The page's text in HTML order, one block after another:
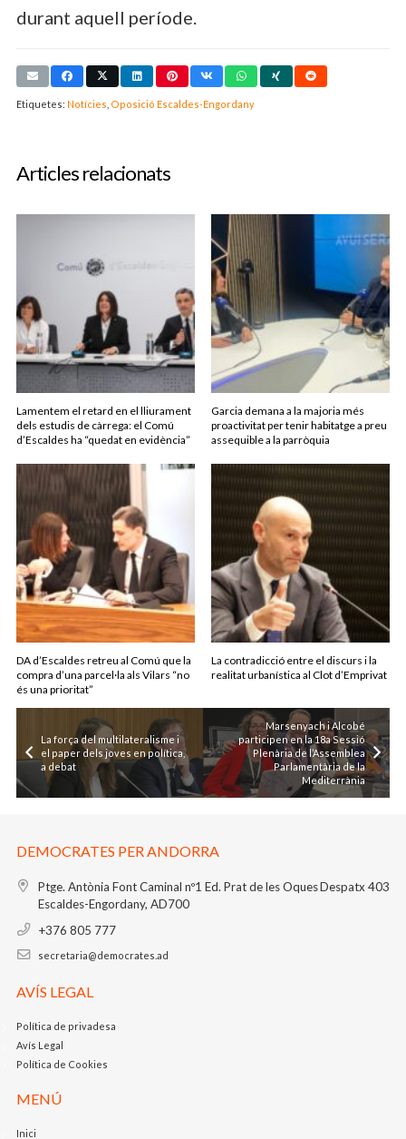
durant aquell període.
Etiquetes: Notícies Oposició Escaldes-Engordany
Articles relacionats
Lamentem el retard en el lliurament
dels estudis de càrrega: el Comú
d’Escaldes ha “quedat en evidència”
Garcia demana a la majoria més
proactivitat per tenir habitatge a preu
assequible a la parròquia
DA d’Escaldes retreu al Comú que la
compra d’una parcel·la als Vilars “no
és una prioritat”
La contradicció entre el discurs i la
realitat urbanística al Clot d’Emprivat
La força del multilateralisme i
el paper dels joves en política,
a debat
Marsenyach i Alcobé
participen en la 18a Sessió
Plenària de l’Assemblea
Parlamentària de la
Mediterrània
DEMOCRATES PER ANDORRA
Ptge. Antònia Font Caminal nº1 Ed. Prat de les OquesDespatx 403
Escaldes-Engordany, AD700
+376 805 777
secretaria@democrates.ad
AVÍS LEGAL
Política de privadesa
Avís Legal
Política de Cookies
MENÚ
Inici